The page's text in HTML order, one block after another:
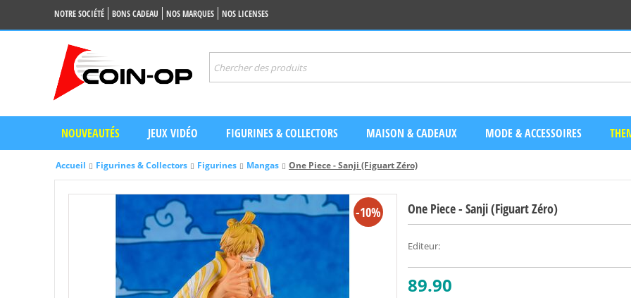
NOTRE SOCIÉTÉ BONS CADEAU NOS MARQUES NOS LICENSES
NOUVEAUTÉS JEUX VIDÉO FIGURINES & COLLECTORS MAISON & CADEAUX MODE & ACCESSOIRES
Accueil Figurines & Collectors Figurines Mangas One Piece - Sanji (Figuart Zéro)
-10% One Piece - Sanji (Figuart Zéro)
Editeur:
89.90